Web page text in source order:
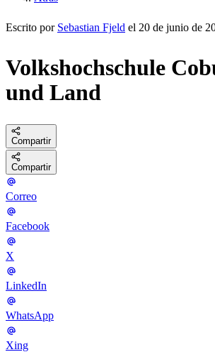
Escrito por Sebastian Fjeld el 20 de junio de
Volkshochschule
und Land
Compartir
Compartir
Correo
Facebook
X
LinkedIn
WhatsApp
Xing